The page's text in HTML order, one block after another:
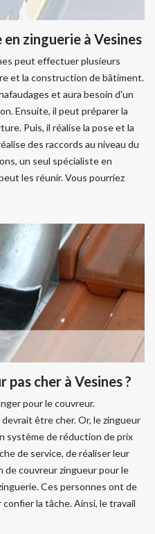
zinguerie à Vesines
peut effectuer plusieurs
et la construction de bâtiment.
et aura besoin d'un
Ensuite, il peut préparer la
Puis, il réalise la pose et la
des raccords au niveau du
un seul spécialiste en
les réunir. Vous pourriez
pas cher à Vesines ?
pour le couvreur.
être cher. Or, le zingueur
système de réduction de prix
de service, de réaliser leur
de couvreur zingueur pour le
Ces personnes ont de
confier la tâche. Ainsi, le travail